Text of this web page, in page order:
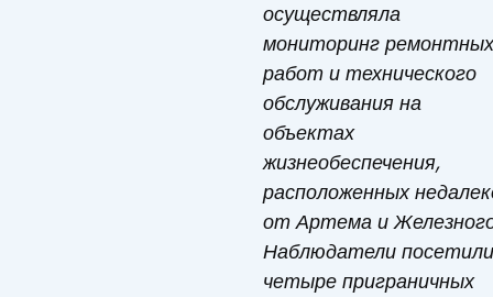
осуществляла
мониторинг ремонтных
работ и технического
обслуживания на
объектах
жизнеобеспечения,
расположенных
от Артема и
Наблюдатели посетили
четыре приграничных